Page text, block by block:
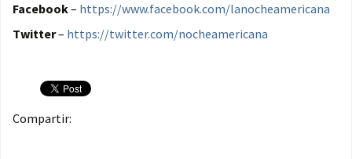
Facebook– https://www.facebook.com/lanocheamericana
Twitter– https://twitter.com/nocheamericana
Compartir: